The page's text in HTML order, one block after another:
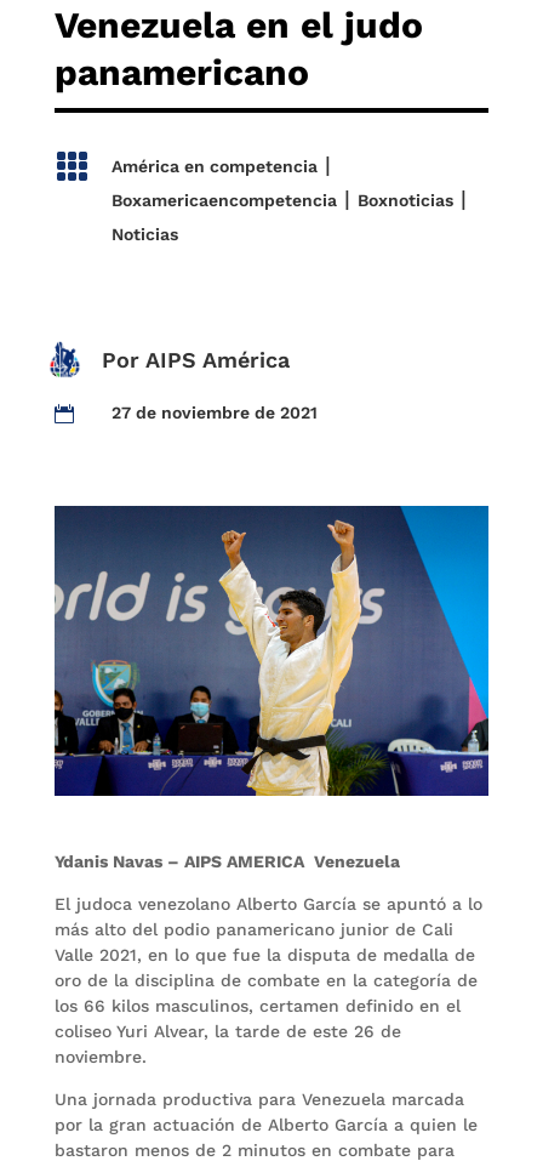
Venezuela en el judo
panamericano
 América en competencia|
Boxamericaencompetencia| Boxnoticias|
Noticias
Por AIPS América
 27 de noviembre de 2021
Ydanis Navas – AIPS AMERICA Venezuela
El judoca venezolano Alberto García se apuntó a lo
más alto del podio panamericano junior de Cali
Valle 2021, en lo que fue la disputa de medalla de
oro de la disciplina de combate en la categoría de
los 66 kilos masculinos, certamen definido en el
coliseo Yuri Alvear, la tarde de este 26 de
noviembre.
Una jornada productiva para Venezuela marcada
por la gran actuación de Alberto García a quien le
bastaron menos de 2 minutos en combate para